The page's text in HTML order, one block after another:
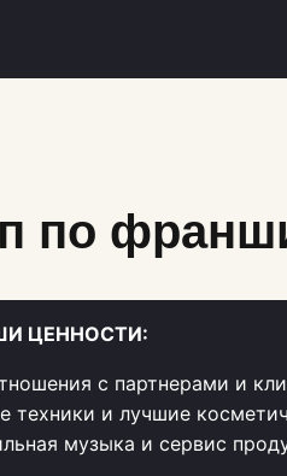
по
ЦЕННОСТИ:
с партнерами и
техники и лучшие
музыка и сервис